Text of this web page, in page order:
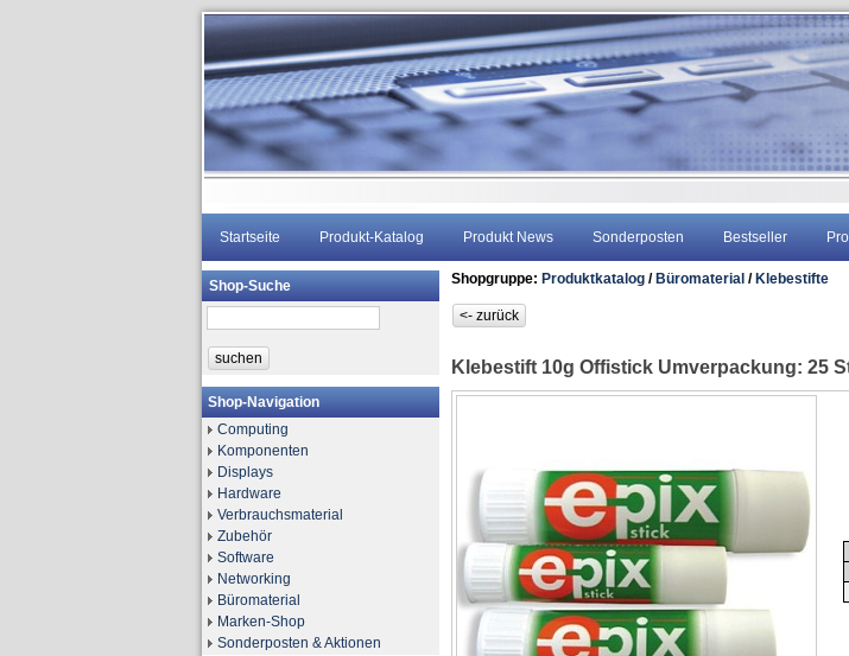
Startseite Produkt-Katalog Produkt News Sonderposten Bestseller
Shop-Suche
Shop-Navigation
Computing
Komponenten
Displays
Hardware
Verbrauchsmaterial
Zubehör
Software
Networking
Büromaterial
Marken-Shop
Sonderposten & Aktionen
Shopgruppe: Produktkatalog / Büromaterial / Klebestifte
Klebestift 10g Offistick Umverpackung: 25